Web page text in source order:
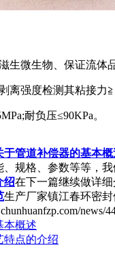
生微生物、保证流体
离强度检测其粘接力
耐负压≤90KPa。
于管道补偿器的基本概
、规格、参数等等，
绍在下一篇继续做详细
生产厂家镇江春环密封
news/
本概述
特点的介绍